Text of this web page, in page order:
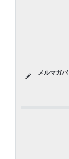
メルマガ